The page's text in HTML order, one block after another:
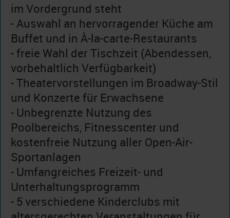
im Vordergrund steht
- Auswahl an hervorragender Küche am
Buffet und in À-la-carte-Restaurants
- freie Wahl der Tischzeit (Abendessen,
vorbehaltlich Verfügbarkeit)
- Theatervorstellungen im Broadway-Stil
und Konzerte für Erwachsene
- Unbegrenzte Nutzung des
Poolbereichs, Fitnesscenter und
kostenfreie Nutzung aller Open-Air-
Sportanlagen
- Umfangreiches Freizeit- und
Unterhaltungsprogramm
- 5 verschiedene Kinderclubs mit